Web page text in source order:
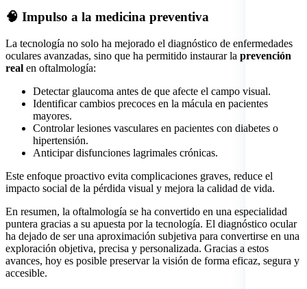
🧠 Impulso a la medicina preventiva
La tecnología no solo ha mejorado el diagnóstico de enfermedades
oculares avanzadas, sino que ha permitido instaurar la prevención
real en oftalmología:
Detectar glaucoma antes de que afecte el campo visual.
Identificar cambios precoces en la mácula en pacientes
mayores.
Controlar lesiones vasculares en pacientes con diabetes o
hipertensión.
Anticipar disfunciones lagrimales crónicas.
Este enfoque proactivo evita complicaciones graves, reduce el
impacto social de la pérdida visual y mejora la calidad de vida.
En resumen, la oftalmología se ha convertido en una especialidad
puntera gracias a su apuesta por la tecnología. El diagnóstico ocular
ha dejado de ser una aproximación subjetiva para convertirse en una
exploración objetiva, precisa y personalizada. Gracias a estos
avances, hoy es posible preservar la visión de forma eficaz, segura y
accesible.